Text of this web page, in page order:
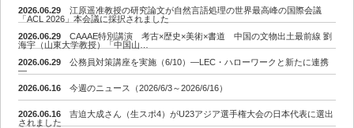
2026.06.29
江原遥准教授の研究論文が自然言語処理の世界最高峰の国際会議
「ACL 2026」本会議に採択されました
2026.06.29
CAAAE特別講演 考古×歴史×美術×書道 中国の文物出土最前線 劉
海宇（山東大学教授）「中国山…
2026.06.29
公務員対策講座を実施（6/10）―LEC・ハローワークと新たに連携
―
2026.06.16
今週のニュース（2026/6/3～2026/6/16）
2026.06.16
吉迫大成さん（生スポ4）がU23アジア選手権大会の日本代表に選出
されました